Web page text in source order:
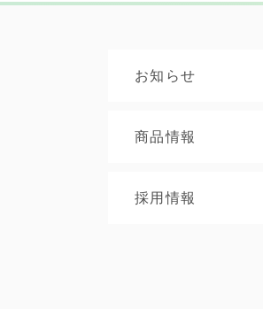
お知らせ
商品情報
採用情報